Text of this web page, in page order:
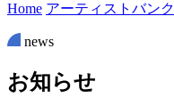
Home アーティストバンク
news
お知らせ